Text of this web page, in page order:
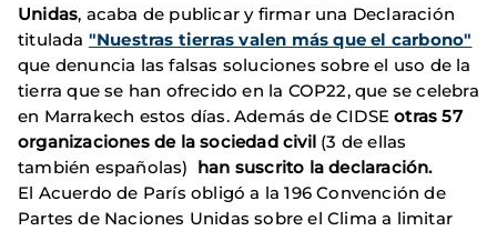
Unidas, acaba de publicar y firmar una Declaración
titulada "Nuestras tierras valen más que el carbono"
que denuncia las falsas soluciones sobre el uso de la
tierra que se han ofrecido en la COP22, que se celebra
en Marrakech estos días. Además de CIDSEotras 57
organizaciones de la sociedad civil (3 de ellas
también españolas) han suscrito la declaración.
El Acuerdo de París obligó a la 196 Convención de
Partes de Naciones Unidas sobre el Clima a limitar